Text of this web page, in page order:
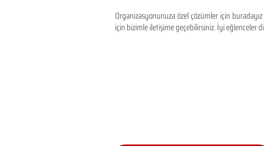
Organizasyonunuza özel çözümler için
için bizimle iletişime geçebilirsiniz. İyi eğlenceler